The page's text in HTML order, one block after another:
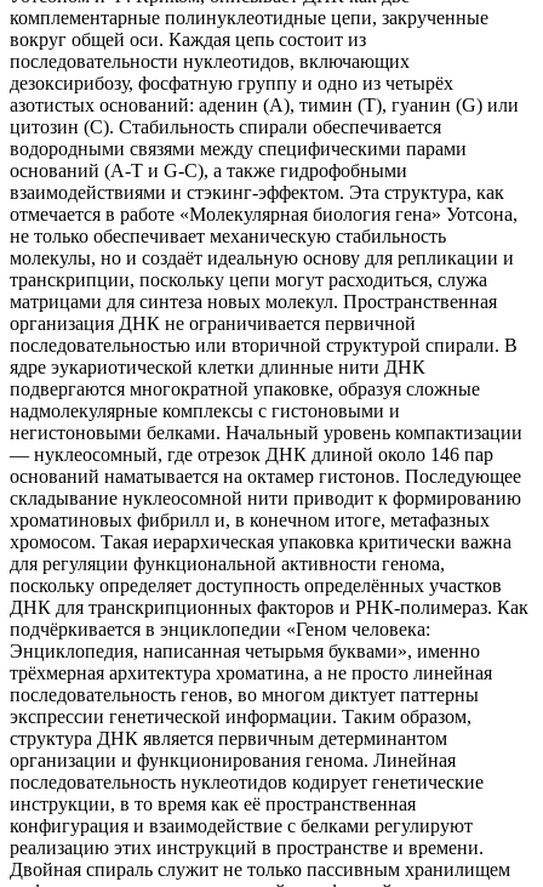
комплементарные полинуклеотидные цепи, закрученные
вокруг общей оси. Каждая цепь состоит из
последовательности нуклеотидов, включающих
дезоксирибозу, фосфатную группу и одно из четырёх
азотистых оснований: аденин (A), тимин (T), гуанин (G) или
цитозин (C). Стабильность спирали обеспечивается
водородными связями между специфическими парами
оснований (A-T и G-C), а также гидрофобными
взаимодействиями и стэкинг-эффектом. Эта структура, как
отмечается в работе «Молекулярная биология гена» Уотсона,
не только обеспечивает механическую стабильность
молекулы, но и создаёт идеальную основу для репликации и
транскрипции, поскольку цепи могут расходиться, служа
матрицами для синтеза новых молекул. Пространственная
организация ДНК не ограничивается первичной
последовательностью или вторичной структурой спирали. В
ядре эукариотической клетки длинные нити ДНК
подвергаются многократной упаковке, образуя сложные
надмолекулярные комплексы с гистоновыми и
негистоновыми белками. Начальный уровень компактизации
— нуклеосомный, где отрезок ДНК длиной около 146 пар
оснований наматывается на октамер гистонов. Последующее
складывание нуклеосомной нити приводит к формированию
хроматиновых фибрилл и, в конечном итоге, метафазных
хромосом. Такая иерархическая упаковка критически важна
для регуляции функциональной активности генома,
поскольку определяет доступность определённых участков
ДНК для транскрипционных факторов и РНК-полимераз. Как
подчёркивается в энциклопедии «Геном человека:
Энциклопедия, написанная четырьмя буквами», именно
трёхмерная архитектура хроматина, а не просто линейная
последовательность генов, во многом диктует паттерны
экспрессии генетической информации. Таким образом,
структура ДНК является первичным детерминантом
организации и функционирования генома. Линейная
последовательность нуклеотидов кодирует генетические
инструкции, в то время как её пространственная
конфигурация и взаимодействие с белками регулируют
реализацию этих инструкций в пространстве и времени.
Двойная спираль служит не только пассивным хранилищем